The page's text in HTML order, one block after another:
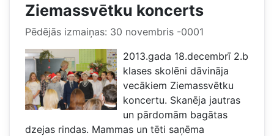
Ziemassvētku koncerts
Pēdējās izmaiņas: 30 novembris -0001
2013.gada 18.decembrī 2.b
klases skolēni dāvināja
vecākiem Ziemassvētku
koncertu. Skanēja jautras
un pārdomām bagātas
dzejas rindas. Mammas un tēti saņēma